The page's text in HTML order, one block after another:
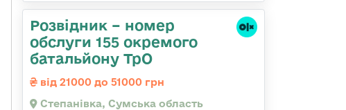
Розвідник – номер
обслуги 155 окремого
батальйону ТрО
від 21000 до 51000 грн
Степанівка, Сумська область